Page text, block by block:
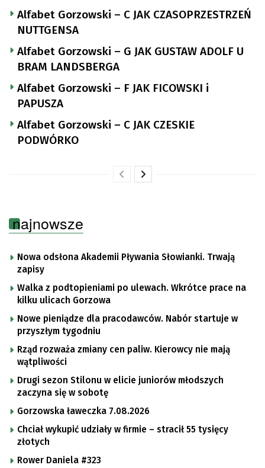
Alfabet Gorzowski – C JAK CZASOPRZESTRZEŃ
NUTTGENSA
Alfabet Gorzowski – G JAK GUSTAW ADOLF U
BRAM LANDSBERGA
Alfabet Gorzowski – F JAK FICOWSKI i
PAPUSZA
Alfabet Gorzowski – C JAK CZESKIE
PODWÓRKO
najnowsze
Nowa odsłona Akademii Pływania Słowianki. Trwają
zapisy
Walka z podtopieniami po ulewach. Wkrótce prace na
kilku ulicach Gorzowa
Nowe pieniądze dla pracodawców. Nabór startuje w
przyszłym tygodniu
Rząd rozważa zmiany cen paliw. Kierowcy nie mają
wątpliwości
Drugi sezon Stilonu w elicie juniorów młodszych
zaczyna się w sobotę
Gorzowska ławeczka 7.08.2026
Chciał wykupić udziały w firmie – stracił 55 tysięcy
złotych
Rower Daniela #323